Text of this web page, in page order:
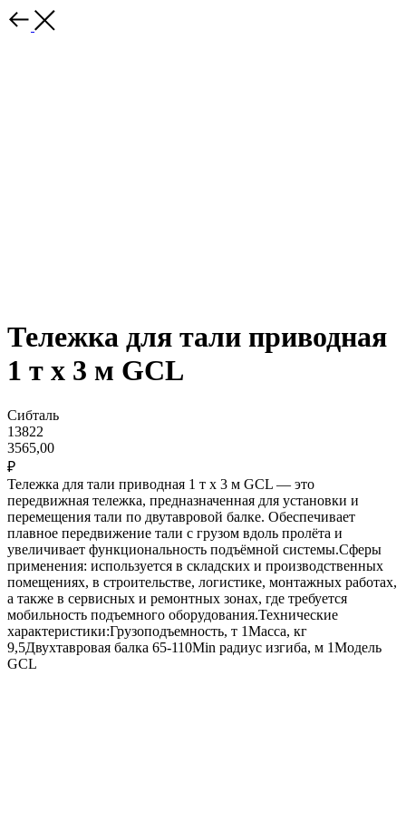
Тележка для тали приводная
1 т х 3 м GCL
Сибталь
13822
3565,00
₽
Тележка для тали приводная 1 т х 3 м GCL — это
передвижная тележка, предназначенная для установки и
перемещения тали по двутавровой балке. Обеспечивает
плавное передвижение тали с грузом вдоль пролёта и
увеличивает функциональность подъёмной системы.Сферы
применения: используется в складских и производственных
помещениях, в строительстве, логистике, монтажных работах,
а также в сервисных и ремонтных зонах, где требуется
мобильность подъемного оборудования.Технические
характеристики:Грузоподъемность, т 1Масса, кг
9,5Двухтавровая балка 65-110Min радиус изгиба, м 1Модель
GCL